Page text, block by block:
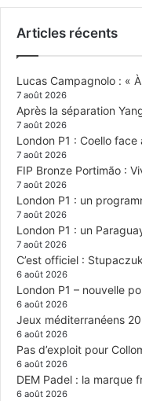
Articles récents
Lucas Campagnolo : «
7 août 2026
Après la séparation
7 août 2026
London P1 : Coello
7 août 2026
FIP Bronze Portimão :
7 août 2026
London P1 : un
7 août 2026
London P1 : un
7 août 2026
C’est officiel :
6 août 2026
London P1 – nouvelle
6 août 2026
Jeux méditerranéens
6 août 2026
Pas d’exploit pour
6 août 2026
DEM Padel : la marque
6 août 2026